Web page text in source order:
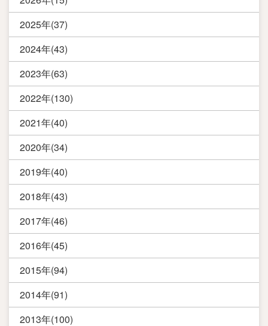
2025年(37)
2024年(43)
2023年(63)
2022年(130)
2021年(40)
2020年(34)
2019年(40)
2018年(43)
2017年(46)
2016年(45)
2015年(94)
2014年(91)
2013年(100)